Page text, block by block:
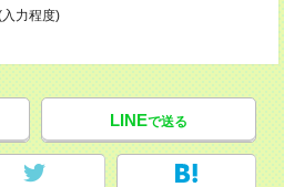
力程度)
LINEで送る